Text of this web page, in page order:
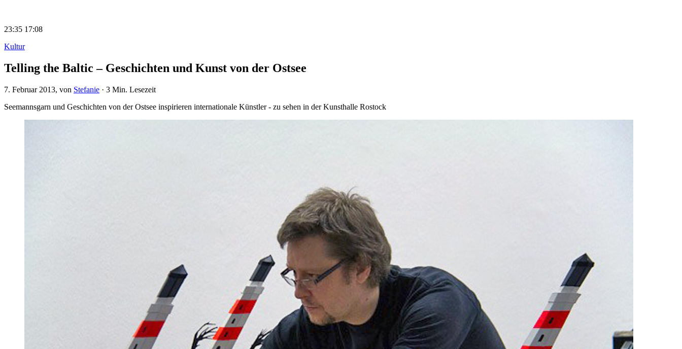
23:35 17:08
Kultur
Telling the Baltic – Geschichten und Kunst von der Ostsee
7. Februar 2013, von Stefanie · 3 Min. Lesezeit
Seemannsgarn und Geschichten von der Ostsee inspirieren internationale Künstler - zu sehen in der Kunsthalle Rostock